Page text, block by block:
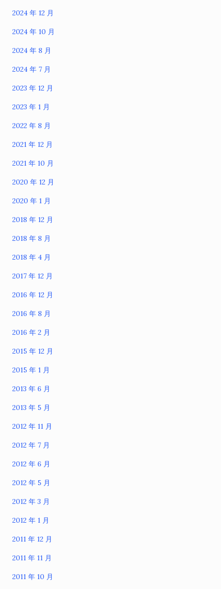
2024 年 12 月
2024 年 10 月
2024 年 8 月
2024 年 7 月
2023 年 12 月
2023 年 1 月
2022 年 8 月
2021 年 12 月
2021 年 10 月
2020 年 12 月
2020 年 1 月
2018 年 12 月
2018 年 8 月
2018 年 4 月
2017 年 12 月
2016 年 12 月
2016 年 8 月
2016 年 2 月
2015 年 12 月
2015 年 1 月
2013 年 6 月
2013 年 5 月
2012 年 11 月
2012 年 7 月
2012 年 6 月
2012 年 5 月
2012 年 3 月
2012 年 1 月
2011 年 12 月
2011 年 11 月
2011 年 10 月